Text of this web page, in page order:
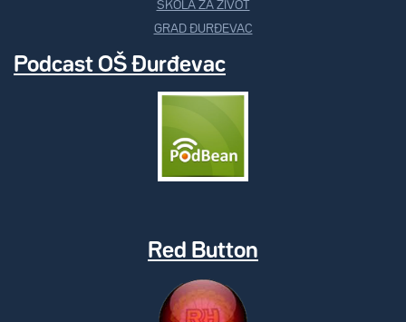
ŠKOLA ZA ŽIVOT
GRAD ĐURĐEVAC
Podcast OŠ Đurđevac
Red Button